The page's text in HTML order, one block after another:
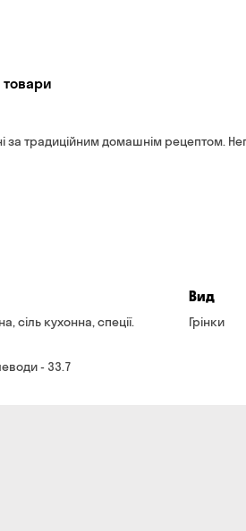
товари
за традиційним домашнім рецептом.
сіль кухонна, спеції.
- 33.7
Вид
Грінки